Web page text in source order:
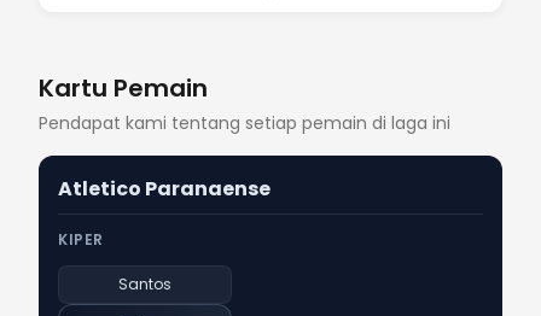
Kartu Pemain
Pendapat kami tentang setiap pemain di laga ini
Atletico Paranaense
KIPER
Santos